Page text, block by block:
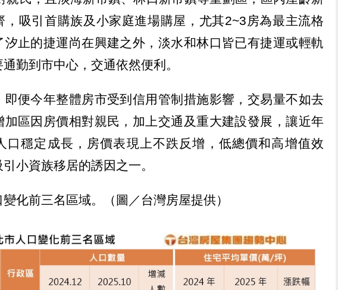
，吸引首購族及小家庭進場購屋，尤其2~3房為最主流格
汐止的捷運尚在興建之外，淡水和林口皆已有捷運或輕軌
勤到市中心，交通依然便利。
即便今年整體房市受到信用管制措施影響，交易量不如去
加區因房價相對親民，加上交通及重大建設發展，讓近年
口穩定成長，房價表現上不跌反增，低總價和高增值效
小資族移居的誘因之一。
化前三名區域。（圖／台灣房屋提供）